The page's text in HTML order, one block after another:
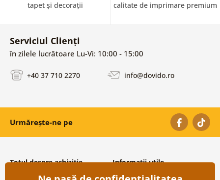
tapet și decorații calitate de imprimare premium
Serviciul Clienți
în zilele lucrătoare Lu-Vi: 10:00 - 15:00
+40 37 710 2270 info@dovido.ro
Urmărește-ne pe
Totul despre achiziție
Condiții și termeni generali
Informații utile
Despre noi